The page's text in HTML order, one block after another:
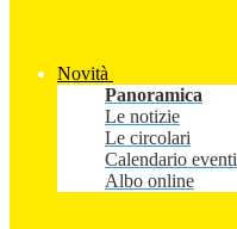
Novità
Panoramica
Le notizie
Le circolari
Calendario eventi
Albo online